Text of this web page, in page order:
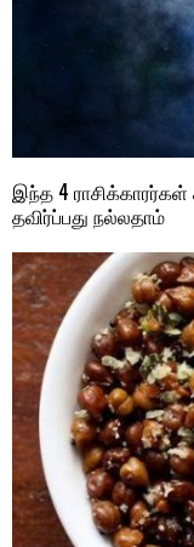
இந்த 4
தவிர்ப்பது நல்லதாம்